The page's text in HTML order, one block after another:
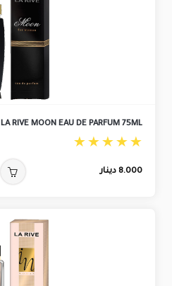
LA RIVE MOON EAU DE PARFUM 75ML
8.000 دينار